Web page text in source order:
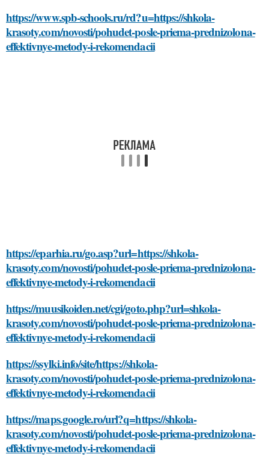
https://www.spb-schools.ru/rd?u=https://shkola-
krasoty.com/novosti/pohudet-posle-priema-prednizolona-
effektivnye-metody-i-rekomendacii
https://eparhia.ru/go.asp?url=https://shkola-
krasoty.com/novosti/pohudet-posle-priema-prednizolona-
effektivnye-metody-i-rekomendacii
https://muusikoiden.net/cgi/goto.php?url=shkola-
krasoty.com/novosti/pohudet-posle-priema-prednizolona-
effektivnye-metody-i-rekomendacii
https://ssylki.info/site/https://shkola-
krasoty.com/novosti/pohudet-posle-priema-prednizolona-
effektivnye-metody-i-rekomendacii
https://maps.google.ro/url?q=https://shkola-
krasoty.com/novosti/pohudet-posle-priema-prednizolona-
effektivnye-metody-i-rekomendacii